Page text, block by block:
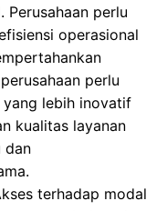
Perusahaan perlu
operasional
perlu
lebih inovatif
kualitas layanan
dan
terhadap modal